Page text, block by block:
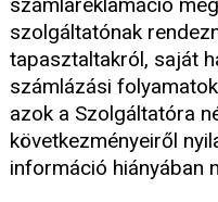
számlareklamáció
szolgáltatónak
tapasztaltakról, saját
számlázási
azok a Szolgáltatóra
következményeiről
információ hiányában